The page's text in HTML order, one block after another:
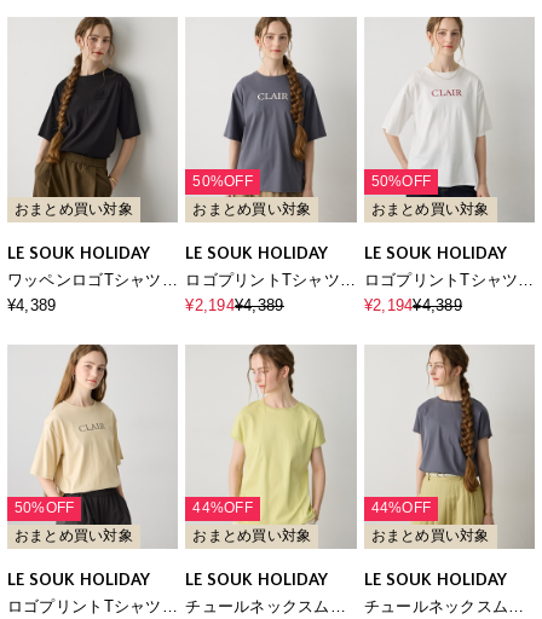
おまとめ買い対象
LE SOUK HOLIDAY
ワッペンロゴTシャツ
【接触冷感・吸水速
¥4,389
50%OFF
おまとめ買い対象
LE SOUK HOLIDAY
ロゴプリントTシャツ
【接触冷感・吸水速
¥2,194¥4,389
50%OFF
おまとめ買い対象
LE SOUK HOLIDAY
ロゴプリントTシャツ
【接触冷感・吸水速
¥2,194¥4,389
50%OFF
おまとめ買い対象
LE SOUK HOLIDAY
ロゴプリントTシャツ
44%OFF
おまとめ買い対象
LE SOUK HOLIDAY
チュールネックスムー
44%OFF
おまとめ買い対象
LE SOUK HOLIDAY
チュールネックスムー